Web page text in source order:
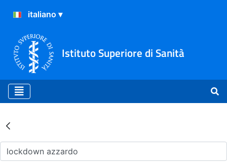
Istituto Superiore di Sanità
Risultati della Ricerca -